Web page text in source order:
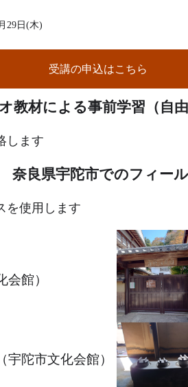
月 29 日 (木)
受講の申込はこちら
教材による事前学習（自由
します
奈良県宇陀市でのフィー
を使用します
館）
陀市文化会館）